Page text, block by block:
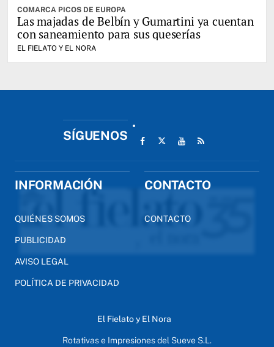
COMARCA PICOS DE EUROPA
Las majadas de Belbín y Gumartini ya cuentan
con saneamiento para sus queserías
EL FIELATO Y EL NORA
SÍGUENOS
INFORMACIÓN
QUIÉNES SOMOS
PUBLICIDAD
AVISO LEGAL
POLÍTICA DE PRIVACIDAD
CONTACTO
CONTACTO
El Fielato y El Nora
Rotativas e Impresiones del Sueve S.L.